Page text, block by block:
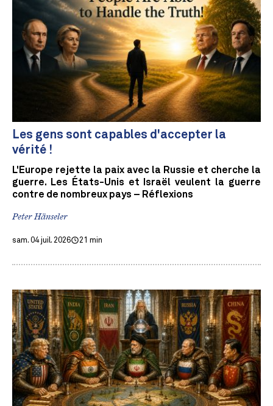
Les gens sont capables d'accepter la
vérité !
L'Europe rejette la paix avec la Russie et cherche la
guerre. Les États-Unis et Israël veulent la guerre
contre de nombreux pays – Réflexions
Peter Hänseler
sam. 04 juil. 2026 21 min